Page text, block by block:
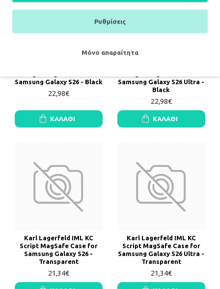
Samsung Galaxy S26 - Black
22,98€
ΚΑΛΆΘΙ
Samsung Galaxy S26 Ultra -
Black
22,98€
ΚΑΛΆΘΙ
Karl Lagerfeld IML KC
Script MagSafe Case for
Samsung Galaxy S26 -
Transparent
21,34€
Karl Lagerfeld IML KC
Script MagSafe Case for
Samsung Galaxy S26 Ultra -
Transparent
21,34€
Ρυθμίσεις
Μόνο απαραίτητα